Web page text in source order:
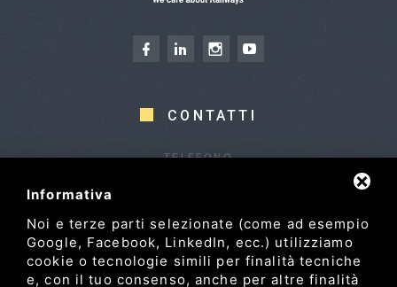
CONTATTI
TELEFONO
INDIRIZZO
Via Pasubio, 28, 42022
Boretto RE
Informativa
Noi e terze parti selezionate (come ad esempio
Google, Facebook, LinkedIn, ecc.) utilizziamo
cookie o tecnologie simili per finalità tecniche
e, con il tuo consenso, anche per altre finalità